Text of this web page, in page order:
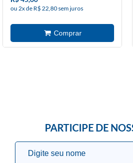
ou 2x de R$ 22,80 sem juros
PARTICIPE DE